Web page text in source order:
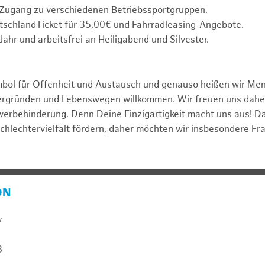
zu verschiedenen Betriebssportgruppen.
für 35,00€ und Fahrradleasing-Angebote.
und arbeitsfrei an Heiligabend und Silvester.
für Offenheit und Austausch und genauso heißen wir
und Lebenswegen willkommen. Wir freuen uns
Denn Deine Einzigartigkeit macht uns aus!
fördern, daher möchten wir insbesondere